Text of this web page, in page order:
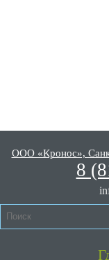
ООО «Кронос»,
8